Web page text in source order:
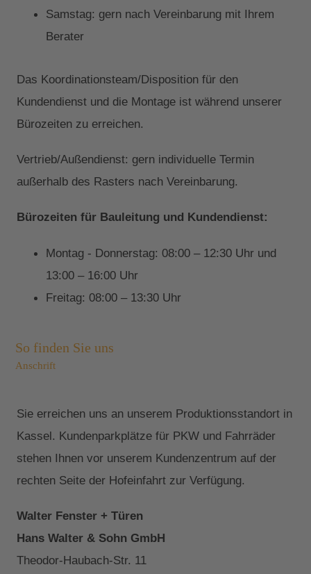
Samstag: gern nach Vereinbarung mit Ihrem
Berater
Das Koordinationsteam/Disposition für den
Kundendienst und die Montage ist während unserer
Bürozeiten zu erreichen.
Vertrieb/Außendienst: gern individuelle Termin
außerhalb des Rasters nach Vereinbarung.
Bürozeiten für Bauleitung und Kundendienst:
Montag - Donnerstag: 08:00 – 12:30 Uhr und
13:00 – 16:00 Uhr
Freitag: 08:00 – 13:30 Uhr
So finden Sie uns
Anschrift
Sie erreichen uns an unserem Produktionsstandort in
Kassel. Kundenparkplätze für PKW und Fahrräder
stehen Ihnen vor unserem Kundenzentrum auf der
rechten Seite der Hofeinfahrt zur Verfügung.
Walter Fenster + Türen
Hans Walter & Sohn GmbH
Theodor-Haubach-Str. 11